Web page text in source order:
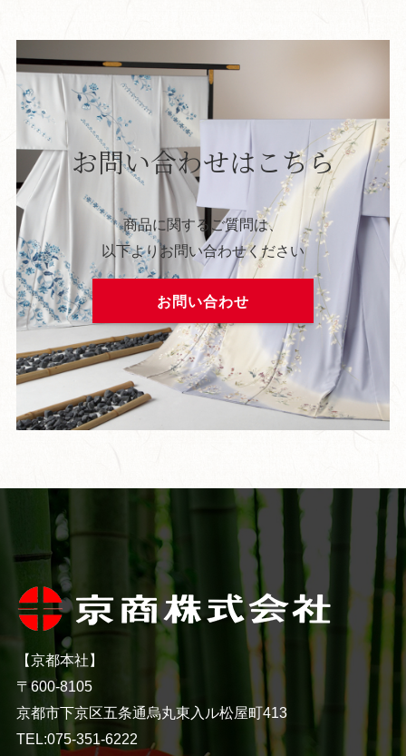
お問い合わせはこちら
商品に関するご質問は、
以下よりお問い合わせください
お問い合わせ
【京都本社】
〒600-8105
京都市下京区五条通烏丸東入ル松屋町413
TEL:075-351-6222